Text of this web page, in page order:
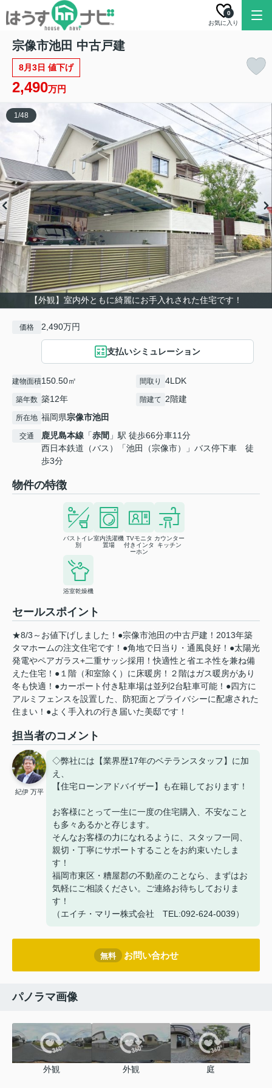
お気に入り
0
宗像市池田 中古戸建
8月3日 値下げ
2,490万円
【外観】室内外ともに綺麗にお手入れされた住宅です！
1/48
価格 2,490万円
支払いシミュレーション
建物面積150.50㎡ 間取り 4LDK
築年数 築12年 階建て 2階建
所在地 福岡県宗像市池田
交通 鹿児島本線 「赤間 」駅 徒歩66分車11分
西日本鉄道（バス）「池田（宗像市）」バス停下車 徒
歩3分
物件の特徴
バストイレ
別
室内洗濯機
置場
TVモニタ
付きインタ
ーホン
カウンター
キッチン
浴室乾燥機
セールスポイント
★8/3～お値下げしました！●宗像市池田の中古戸建！2013年築
タマホームの注文住宅です！●角地で日当り・通風良好！●太陽光
発電やペアガラス+二重サッシ採用！快適性と省エネ性を兼ね備
えた住宅！●１階（和室除く）に床暖房！２階はガス暖房があり
冬も快適！●カーポート付き駐車場は並列2台駐車可能！●四方に
アルミフェンスを設置した、防犯面とプライバシーに配慮された
住まい！●よく手入れの行き届いた美邸です！
担当者のコメント
紀伊 万平
◇弊社には【業界歴17年のベテランスタッフ】に加
え、
【住宅ローンアドバイザー】も在籍しております！
お客様にとって一生に一度の住宅購入、不安なこと
も多々あるかと存じます。
そんなお客様の力になれるように、スタッフ一同、
親切・丁寧にサポートすることをお約束いたしま
す！
福岡市東区・糟屋郡の不動産のことなら、まずはお
気軽にご相談ください。ご連絡お待ちしておりま
す！
（エイチ・マリー株式会社 TEL:092-624-0039）
無料 お問い合わせ
パノラマ画像
外観 外観 庭